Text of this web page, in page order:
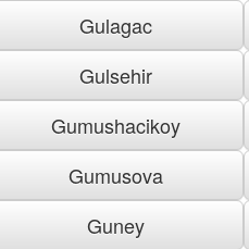
Gulagac
Gulsehir
Gumushacikoy
Gumusova
Guney